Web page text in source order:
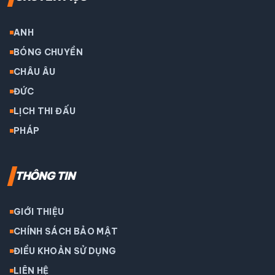
ANH
BÓNG CHUYỀN
CHÂU ÂU
ĐỨC
LỊCH THI ĐẤU
PHÁP
THÔNG TIN
GIỚI THIỆU
CHÍNH SÁCH BẢO MẬT
ĐIỀU KHOẢN SỬ DỤNG
LIÊN HỆ